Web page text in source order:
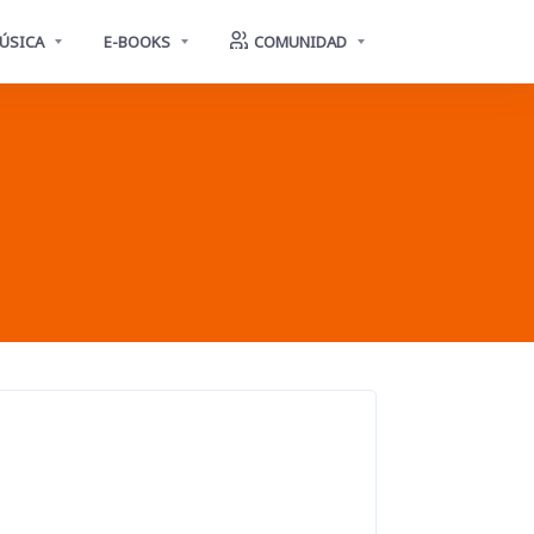
E-BOOKS COMUNIDAD